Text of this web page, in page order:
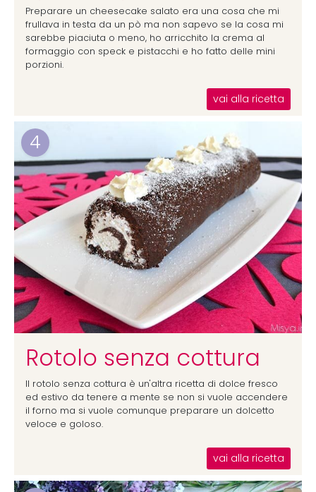
Preparare un cheesecake salato era una cosa che mi
frullava in testa da un pò ma non sapevo se la cosa mi
sarebbe piaciuta o meno, ho arricchito la crema al
formaggio con speck e pistacchi e ho fatto delle mini
porzioni.
vai alla ricetta
4
Rotolo senza cottura
Il rotolo senza cottura è un'altra ricetta di dolce fresco
ed estivo da tenere a mente se non si vuole accendere
il forno ma si vuole comunque preparare un dolcetto
veloce e goloso.
vai alla ricetta